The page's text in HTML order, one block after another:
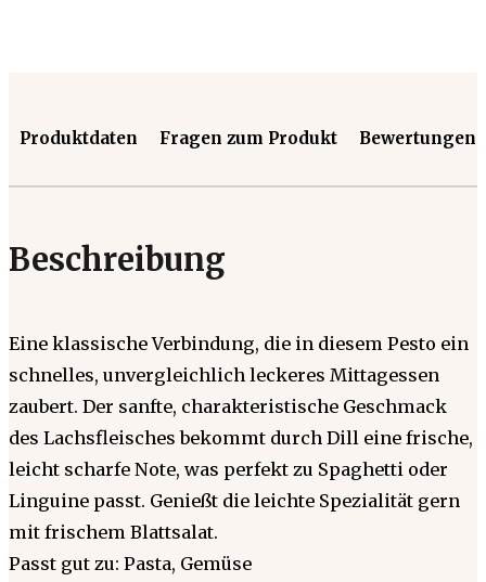
Produktdaten Fragen zum Produkt Bewertungen
Beschreibung
Eine klassische Verbindung, die in diesem Pesto ein
schnelles, unvergleichlich leckeres Mittagessen
zaubert. Der sanfte, charakteristische Geschmack
des Lachsfleisches bekommt durch Dill eine frische,
leicht scharfe Note, was perfekt zu Spaghetti oder
Linguine passt. Genießt die leichte Spezialität gern
mit frischem Blattsalat.
Passt gut zu: Pasta, Gemüse